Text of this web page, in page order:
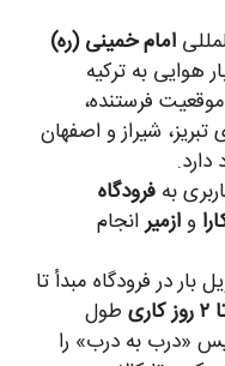
امام خمینی (ره)
هوایی به ترکیه
فرستنده،
تبریز، شیراز و اصفهان
به فرودگاه
وازمیرانجام
بار در فرودگاه مبدأ تا
طول
«درب به درب» را